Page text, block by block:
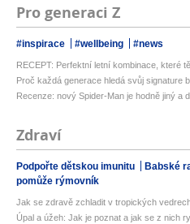
Pro generaci Z
#inspirace #wellbeing #news
RECEPT: Perfektní letní kombinace, které
Proč každá generace hledá svůj signature
Recenze: nový Spider-Man je hodně jiný a
Zdraví
Podpořte dětskou imunitu Babské
pomůže rýmovník
Jak se zdravě zchladit v tropických
Úpal a úžeh: Jak je poznat a jak se z nich